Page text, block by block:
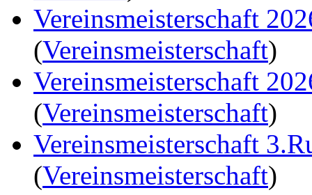
Vereinsmeisterschaft
(Vereinsmeisterschaft)
Vereinsmeisterschaft
(Vereinsmeisterschaft)
Vereinsmeisterschaft
(Vereinsmeisterschaft)